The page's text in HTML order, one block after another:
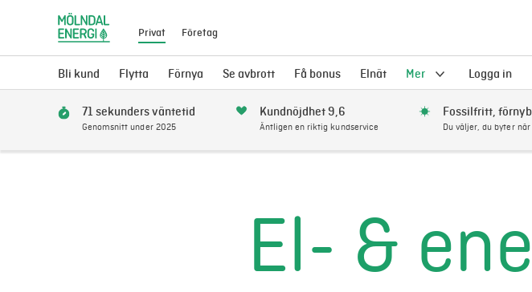
Privat Företag
Bli kund Flytta Förnya Se avbrott Få bonus Elnät Mer Logga in
71 sekunders väntetid
Genomsnitt under 2025
Kundnöjdhet 9,6
Äntligen en riktig kundservice
Fossilfritt,
Du väljer, du byter
El- &